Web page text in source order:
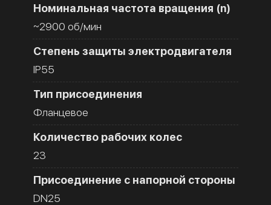
Номинальная частота вращения (n)
~2900 об/мин
Степень защиты электродвигателя
IP55
Тип присоединения
Фланцевое
Количество рабочих колес
23
Присоединение с напорной стороны
DN25